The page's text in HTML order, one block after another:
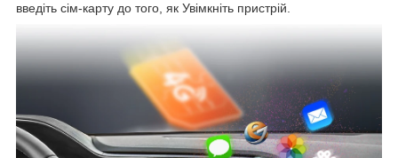
введіть сім-карту до того, як Увімкніть пристрій.